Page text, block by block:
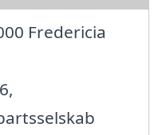
Fredericia